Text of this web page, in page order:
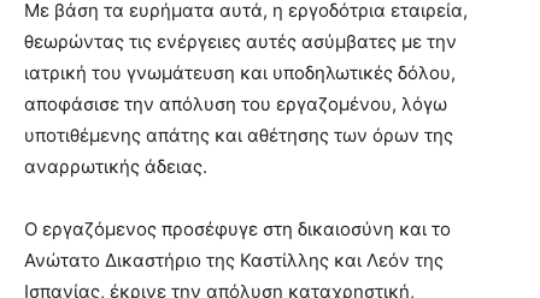
Με βάση τα ευρήματα αυτά, η εργοδότρια εταιρεία,
θεωρώντας τις ενέργειες αυτές ασύμβατες με την
ιατρική του γνωμάτευση και υποδηλωτικές δόλου,
αποφάσισε την απόλυση του εργαζομένου, λόγω
υποτιθέμενης απάτης και αθέτησης των όρων της
αναρρωτικής άδειας.
Ο εργαζόμενος προσέφυγε στη δικαιοσύνη και το
Ανώτατο Δικαστήριο της Καστίλλης και Λεόν της
Ισπανίας, έκρινε την απόλυση καταχρηστική,